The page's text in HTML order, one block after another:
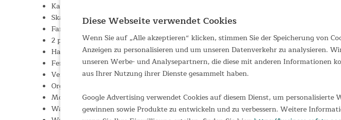
Kapazität: 12 Personen
Skandika Sleeper Technologie
Farbig markiertes Gestänge
2 passende Zeltbodenunterlagen
Haken für Zeltlampe mit Kabelbefestigung
Fenster mit Moskitonetz in der Schlafkabine
Verdunkelungen für die Fenster
Organizer-Taschen
Moskitonetz an der Schlafkabine
Wassersäule Außenzelt: 5.000 mm
Diese Webseite verwendet Cookies
Wenn Sie auf „Alle akzeptieren“ klicken, stimmen Sie der Speicherung von
Anzeigen zu personalisieren und um unseren Datenverkehr zu analysieren.
unseren Werbe- und Analysepartnern, die diese mit anderen Informationen
aus Ihrer Nutzung ihrer Dienste gesammelt haben.
Google Advertising verwendet Cookies auf diesem Dienst, um
gewinnen sowie Produkte zu entwickeln und zu verbessern. Weitere